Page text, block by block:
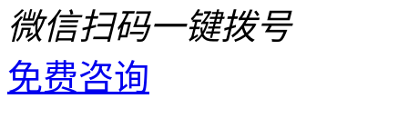
微信扫码一键拨号
免费咨询